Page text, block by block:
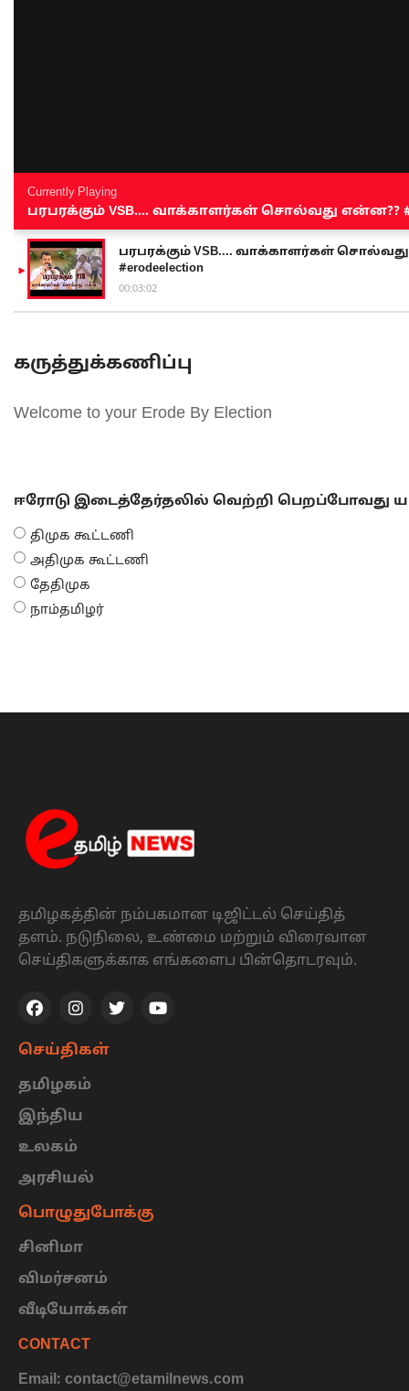
Currently Playing
பரபரக்கும் VSB.... வாக்காளர்கள் சொல்வது என்ன??
பரபரக்கும் VSB.... வாக்காளர்கள் சொல்வது
#erodeelection
00:03:02
கருத்துக்கணிப்பு
Welcome to your Erode By Election
ஈரோடு இடைத்தேர்தலில் வெற்றி பெறப்போவது
திமுக கூட்டணி
அதிமுக கூட்டணி
தேதிமுக
நாம்தமிழர்
தமிழகத்தின் நம்பகமான டிஜிட்டல் செய்தித்
தளம். நடுநிலை, உண்மை மற்றும் விரைவான
செய்திகளுக்காக எங்களைப பின்தொடரவும்.
செய்திகள்
தமிழகம்
இந்திய
உலகம்
அரசியல்
பொழுதுபோக்கு
சினிமா
விமர்சனம்
வீடியோக்கள்
CONTACT
Email: contact@etamilnews.com